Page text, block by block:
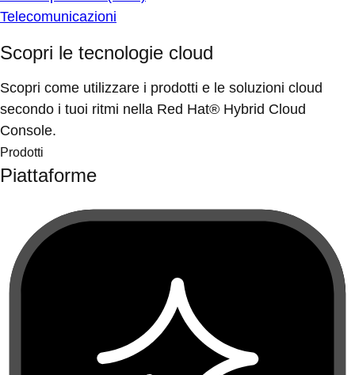
Telecomunicazioni
Scopri le tecnologie cloud
Scopri come utilizzare i prodotti e le soluzioni cloud
secondo i tuoi ritmi nella Red Hat® Hybrid Cloud
Console.
Prodotti
Piattaforme